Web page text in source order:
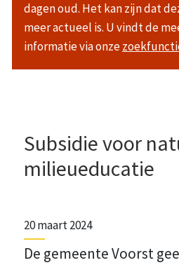
dagen oud. Het kan zijn dat
meer actueel is. U vindt de
informatie via onze
Subsidie voor
milieueducatie
20 maart 2024
De gemeente Voorst